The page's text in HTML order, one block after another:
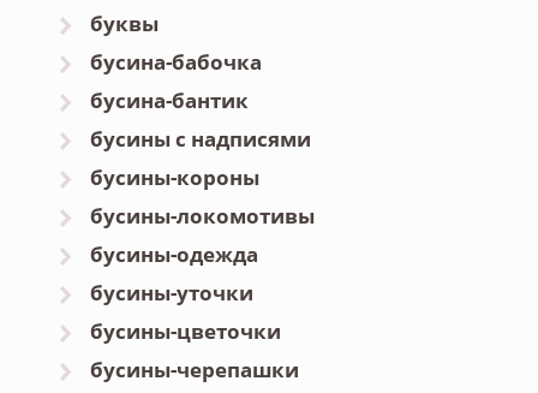
буквы
бусина-бабочка
бусина-бантик
бусины с надписями
бусины-короны
бусины-локомотивы
бусины-одежда
бусины-уточки
бусины-цветочки
бусины-черепашки